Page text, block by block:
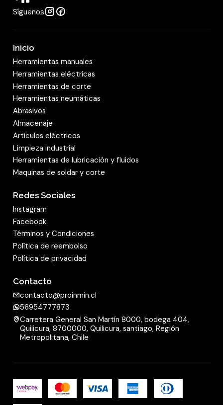
Síguenos
Inicio
Herramientas manuales
Herramientas eléctricas
Herramientas de corte
Herramientas neumáticas
Abrasivos
Almacenaje
Artículos eléctricos
Limpieza industrial
Herramientas de lubricación y fluidos
Maquinas de soldar y corte
Redes Sociales
Instagram
Facebook
Términos y Condiciones
Política de reembolso
Política de privacidad
Contacto
contacto@proinmin.cl
56954777873
Carretera General San Martín 8000, bodega 404,
Quilicura, 8700000, Quilicura, santiago, Región
Metropolitana, Chile